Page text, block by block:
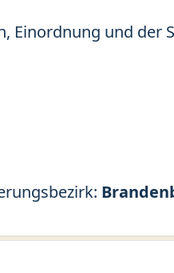
Einordnung und der